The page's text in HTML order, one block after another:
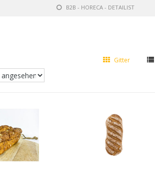
B2B - HORECA - DETAILIST
Gitter